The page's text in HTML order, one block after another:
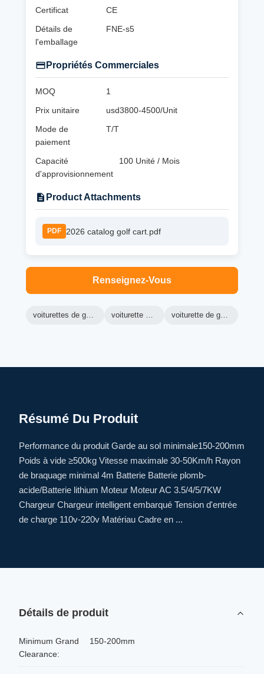
Certificat
CE
Détails de
l'emballage
FNE-s5
Propriétés Commerciales
MOQ
1
Prix unitaire
usd3800-4500/Unit
Mode de
paiement
T/T
Capacité
d'approvisionnement
100 Unité / Mois
Product Attachments
PDF 2026 catalog golf cart.pdf
Renseignez-Vous
voiturettes de golf green machine voiturette de golf ranger voiturette de golf électrique lsv
Résumé Du Produit
Performance du produit Garde au sol minimale150-200mm
Poids à vide ≥500kg Vitesse maximale 30-50Km/h Rayon
de braquage minimal 4m Batterie Batterie plomb-
acide/Batterie lithium Moteur Moteur AC 3.5/4/5/7KW
Chargeur Chargeur intelligent embarqué Tension d'entrée
de charge 110v-220v Matériau Cadre en ...
Détails de produit
Minimum Grand
Clearance:
150-200mm